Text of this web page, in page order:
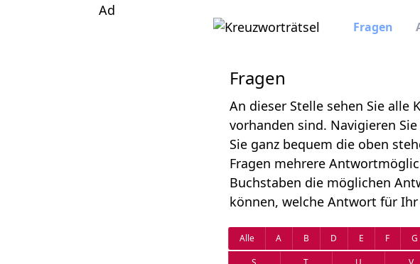
Fragen
Ad
Fragen
An dieser Stelle sehen Sie alle
vorhanden sind. Navigieren
Sie ganz bequem die oben
Fragen mehrere
Buchstaben die möglichen
können, welche Antwort für
Alle A B D E F G